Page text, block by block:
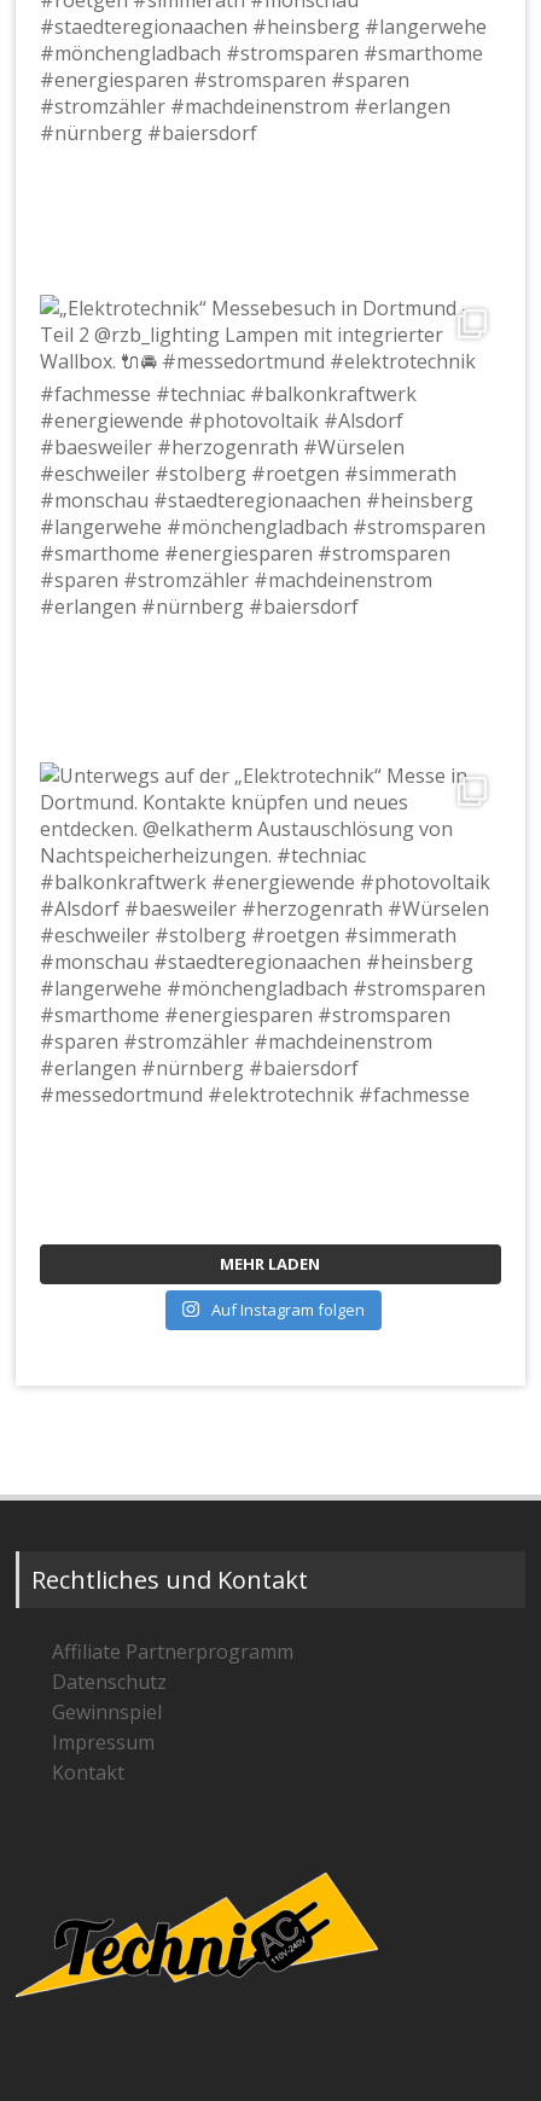
MEHR LADEN
Auf Instagram folgen
Rechtliches und Kontakt
Affiliate Partnerprogramm
Datenschutz
Gewinnspiel
Impressum
Kontakt